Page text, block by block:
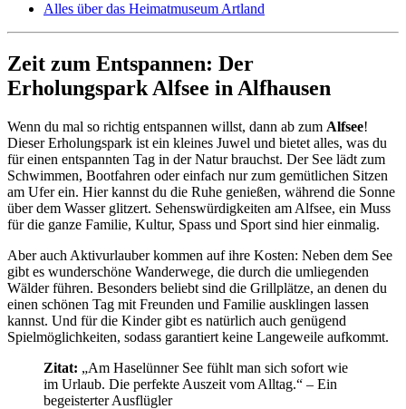
Alles über das Heimatmuseum Artland
Zeit zum Entspannen: Der
Erholungspark Alfsee in Alfhausen
Wenn du mal so richtig entspannen willst, dann ab zum Alfsee!
Dieser Erholungspark ist ein kleines Juwel und bietet alles, was du
für einen entspannten Tag in der Natur brauchst. Der See lädt zum
Schwimmen, Bootfahren oder einfach nur zum gemütlichen Sitzen
am Ufer ein. Hier kannst du die Ruhe genießen, während die Sonne
über dem Wasser glitzert. Sehenswürdigkeiten am Alfsee, ein Muss
für die ganze Familie, Kultur, Spass und Sport sind hier einmalig.
Aber auch Aktivurlauber kommen auf ihre Kosten: Neben dem See
gibt es wunderschöne Wanderwege, die durch die umliegenden
Wälder führen. Besonders beliebt sind die Grillplätze, an denen du
einen schönen Tag mit Freunden und Familie ausklingen lassen
kannst. Und für die Kinder gibt es natürlich auch genügend
Spielmöglichkeiten, sodass garantiert keine Langeweile aufkommt.
Zitat: „Am Haselünner See fühlt man sich sofort wie
im Urlaub. Die perfekte Auszeit vom Alltag.“ – Ein
begeisterter Ausflügler